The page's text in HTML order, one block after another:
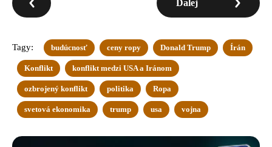
Ďalej
Tagy: budúcnosť ceny ropy Donald Trump Írán
Konflikt konflikt medzi USA a Iránom
ozbrojený konflikt politika Ropa
svetová ekonomika trump usa vojna